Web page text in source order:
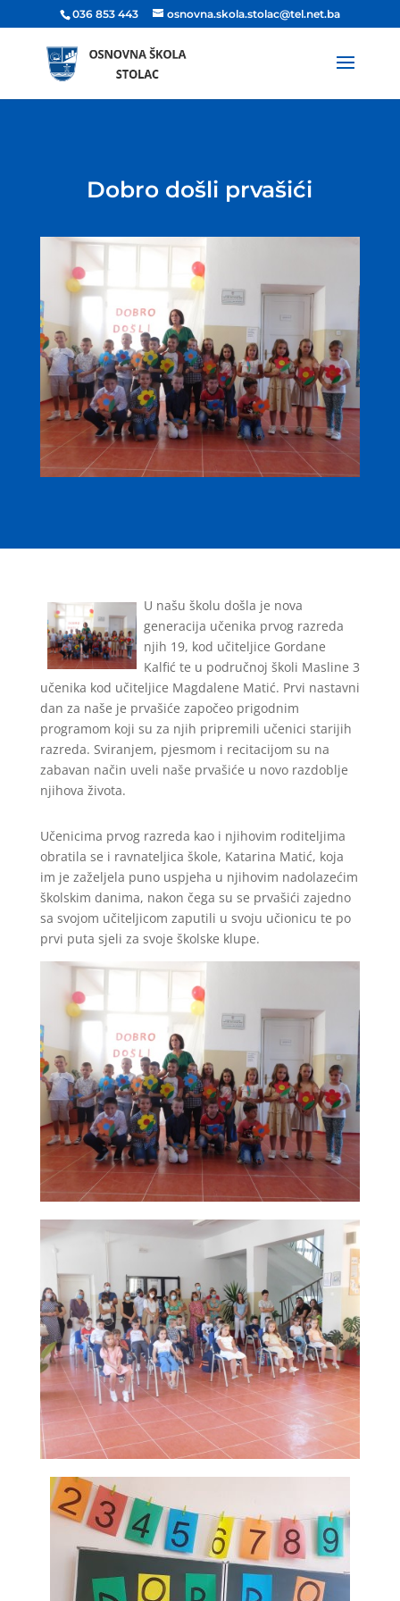
036 853 443 osnovna.skola.stolac@tel.net.ba
Dobro došli prvašići
U našu školu došla je nova
generacija učenika prvog razreda
njih 19, kod učiteljice Gordane
Kalfić te u područnoj školi Masline 3
učenika kod učiteljice Magdalene Matić. Prvi nastavni
dan za naše je prvašiće započeo prigodnim
programom koji su za njih pripremili učenici starijih
razreda. Sviranjem, pjesmom i recitacijom su na
zabavan način uveli naše prvašiće u novo razdoblje
njihova života.
Učenicima prvog razreda kao i njihovim roditeljima
obratila se i ravnateljica škole, Katarina Matić, koja
im je zaželjela puno uspjeha u njihovim nadolazećim
školskim danima, nakon čega su se prvašići zajedno
sa svojom učiteljicom zaputili u svoju učionicu te po
prvi puta sjeli za svoje školske klupe.